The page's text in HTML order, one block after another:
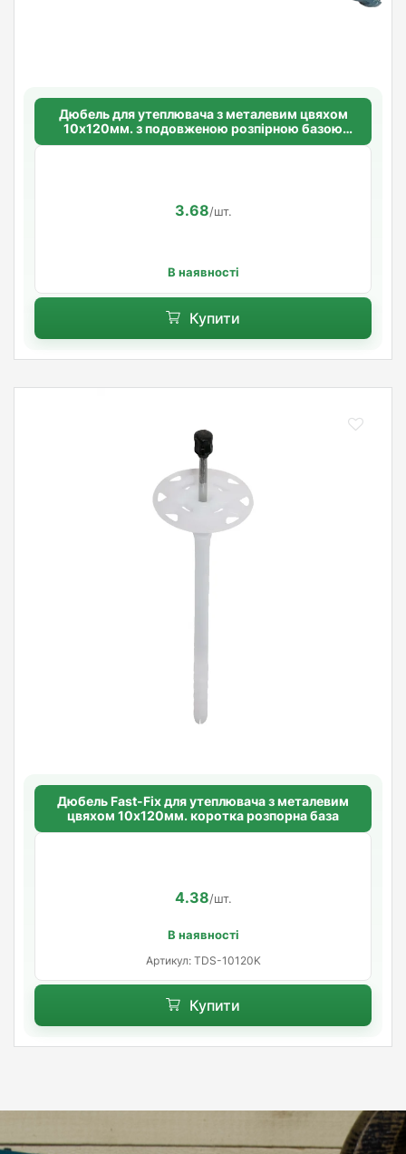
Дюбель для утеплювача з металевим цвяхом
10х120мм. з подовженою розпірною базою
Standart
3.68/шт.
В наявності
Купити
Дюбель Fast-Fix для утеплювача з металевим
цвяхом 10х120мм. коротка розпорна база
4.38/шт.
В наявності
Артикул: TDS-10120K
Купити